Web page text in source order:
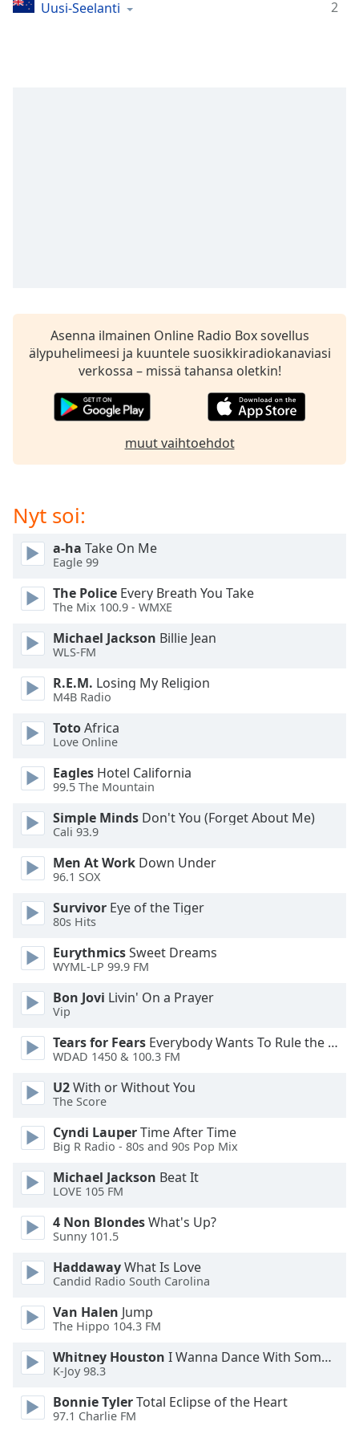
Time
settings
opens
subtitles
settings
dialog
subtitles
Picture-
Picture
Fullscreen
This
modal
window.
Beginning
dialog
window.
Escape
and
close
window.
Text
Color
Opacity
Text
Background
Color
Opacity
Caption
Background
Color
Opacity
Size
Text
Edge
Uusi-Seelanti
2
Asenna ilmainen Online Radio Box sovellus
älypuhelimeesi ja kuuntele suosikkiradiokanaviasi
verkossa – missä tahansa oletkin!
muut vaihtoehdot
Nyt soi:
a-ha Take On Me
Eagle 99
The Police Every Breath You Take
The Mix 100.9 - WMXE
Michael Jackson Billie Jean
WLS-FM
R.E.M. Losing My Religion
M4B Radio
TotoAfrica
Love Online
Eagles Hotel California
99.5 The Mountain
Simple Minds Don't You (Forget About Me)
Cali 93.9
Men At Work Down Under
96.1 SOX
Survivor Eye of the Tiger
80s Hits
EurythmicsSweet Dreams
WYML-LP 99.9 FM
Bon Jovi Livin' On a Prayer
Vip
Tears for Fears Everybody Wants To Rule the World
WDAD 1450 & 100.3 FM
U2With or Without You
The Score
Cyndi LauperTime After Time
Big R Radio - 80s and 90s Pop Mix
Michael Jackson Beat It
LOVE 105 FM
4 Non BlondesWhat's Up?
Sunny 101.5
HaddawayWhat Is Love
Candid Radio South Carolina
Van Halen Jump
The Hippo 104.3 FM
Whitney Houston I Wanna Dance With Somebody
K-Joy 98.3
Bonnie TylerTotal Eclipse of the Heart
97.1 Charlie FM